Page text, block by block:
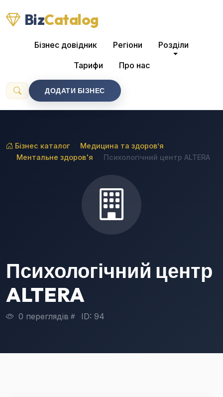
BizCatalog
Бізнес довідник Регіони Розділи
Тарифи Про нас
ДОДАТИ БІЗНЕС
Бізнес каталог
Медицина та здоров’я
Ментальне здоров'я
Психологічний центр ALTERA
Психологічний центр
ALTERA
0 переглядів ID: 94